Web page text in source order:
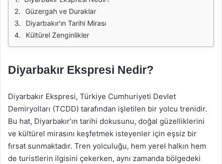
Güzergah ve Duraklar
Diyarbakır'ın Tarihi Mirası
Kültürel Zenginlikler
Diyarbakır Ekspresi Nedir?
Diyarbakır Ekspresi, Türkiye Cumhuriyeti Devlet
Demiryolları (TCDD) tarafından işletilen bir yolcu trenidir.
Bu hat, Diyarbakır’ın tarihi dokusunu, doğal güzelliklerini
ve kültürel mirasını keşfetmek isteyenler için eşsiz bir
fırsat sunmaktadır. Tren yolculuğu, hem yerel halkın hem
de turistlerin ilgisini çekerken, aynı zamanda bölgedeki